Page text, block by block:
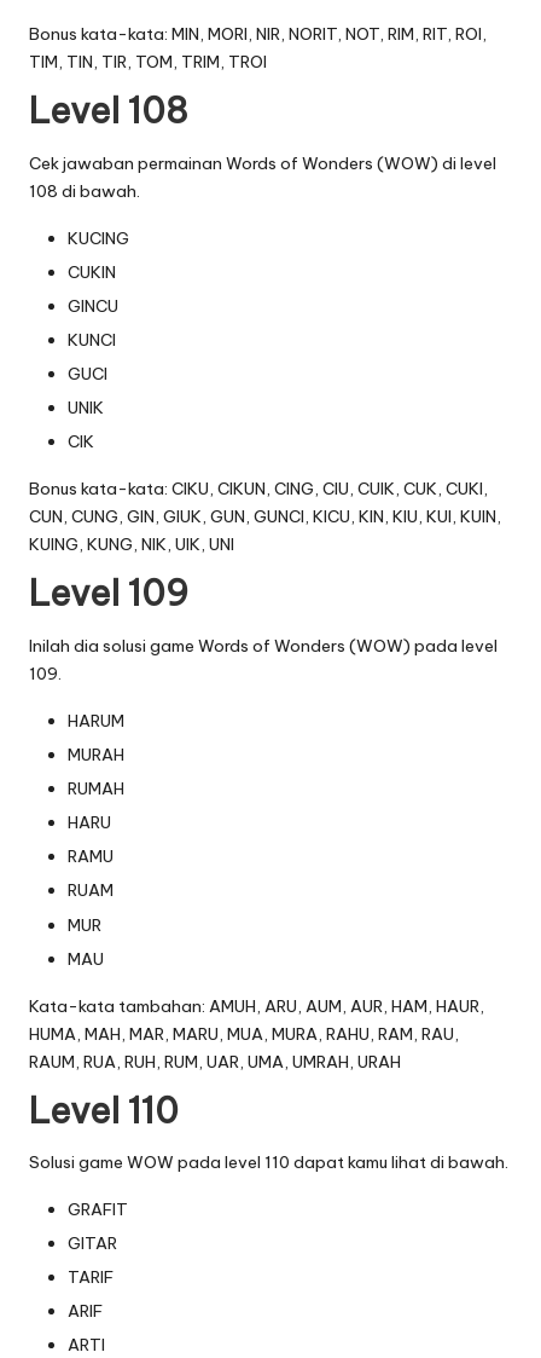
Bonus kata-kata: MIN, MORI, NIR, NORIT, NOT, RIM, RIT, ROI,
TIM, TIN, TIR, TOM, TRIM, TROI
Level 108
Cek jawaban permainan Words of Wonders (WOW) di level
108 di bawah.
KUCING
CUKIN
GINCU
KUNCI
GUCI
UNIK
CIK
Bonus kata-kata: CIKU, CIKUN, CING, CIU, CUIK, CUK, CUKI,
CUN, CUNG, GIN, GIUK, GUN, GUNCI, KICU, KIN, KIU, KUI, KUIN,
KUING, KUNG, NIK, UIK, UNI
Level 109
Inilah dia solusi game Words of Wonders (WOW) pada level
109.
HARUM
MURAH
RUMAH
HARU
RAMU
RUAM
MUR
MAU
Kata-kata tambahan: AMUH, ARU, AUM, AUR, HAM, HAUR,
HUMA, MAH, MAR, MARU, MUA, MURA, RAHU, RAM, RAU,
RAUM, RUA, RUH, RUM, UAR, UMA, UMRAH, URAH
Level 110
Solusi game WOW pada level 110 dapat kamu lihat di bawah.
GRAFIT
GITAR
TARIF
ARIF
ARTI